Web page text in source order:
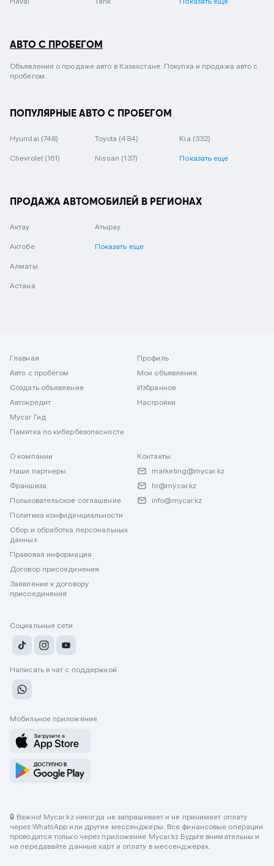
АВТО С ПРОБЕГОМ
Объявления о продаже авто в Казахстане. Покупка и продажа авто с
пробегом.
ПОПУЛЯРНЫЕ АВТО С ПРОБЕГОМ
Hyundai (748) Toyota (484) Kia (332)
Chevrolet (161) Nissan (137) Показать еще
ПРОДАЖА АВТОМОБИЛЕЙ В РЕГИОНАХ
Актау
Актобе
Алматы
Астана
Атырау
Показать еще
Главная
Авто с пробегом
Создать объявление
Автокредит
Mycar Гид
Памятка по кибербезопасности
Профиль
Мои объявления
Избранное
Настройки
О компании
Наши партнеры
Франшиза
Пользовательское соглашение
Политика конфиденциальности
Сбор и обработка персональных
данных
Правовая информация
Договор присоединения
Заявление к договору
присоединения
Контакты
marketing@mycar.kz
hr@mycar.kz
info@mycar.kz
Социальные сети
Написать в чат с поддержкой
Мобильное приложение
🔒 Важно! Mycar.kz никогда не запрашивает и не принимает оплату
через WhatsApp или другие мессенджеры. Все финансовые операции
проводятся только через приложение Mycar.kz Будьте внимательны и
не передавайте данные карт и оплату в мессенджерах.